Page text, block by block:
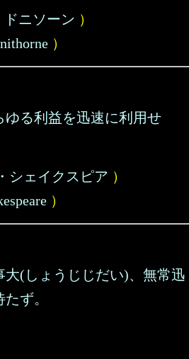
ドニソーン ）
）
ゆる利益を迅速に利用せ
シェイクスピア ）
）
大(しょうじじだい)、無常迅
ず。